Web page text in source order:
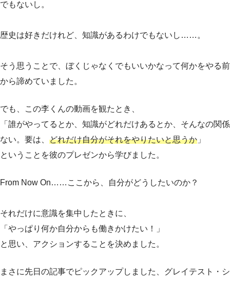
でもないし。
歴史は好きだけれど、知識があるわけでもないし……。
そう思うことで、ぼくじゃなくでもいいかなって何かをやる前
から諦めていました。
でも、この李くんの動画を観たとき、
「誰がやってるとか、知識がどれだけあるとか、そんなの関係
ない。要は、 どれだけ自分がそれをやりたいと思うか 」
ということを彼のプレゼンから学びました。
From Now On……ここから、自分がどうしたいのか？
それだけに意識を集中したときに、
「やっぱり何か自分からも働きかけたい！」
と思い、アクションすることを決めました。
まさに先日の記事でピックアップしました、グレイテスト・シ